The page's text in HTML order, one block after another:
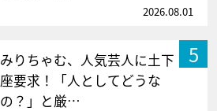
2026.08.01
5
みりちゃむ、人気芸人に土下
座要求！「人としてどうな
の？」と厳…